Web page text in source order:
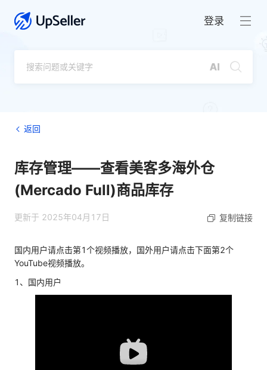
登录
返回
库存管理——查看美客多海外仓
(Mercado Full)商品库存
更新于 2025年04月17日 复制链接
国内用户请点击第1个视频播放，国外用户请点击下面第2个
YouTube视频播放。
1、国内用户